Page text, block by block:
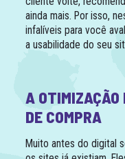
ainda mais. Por isso,
infalíveis para você
a usabilidade do seu
A OTIMIZAÇÃO
DE COMPRA
Muito antes do digital